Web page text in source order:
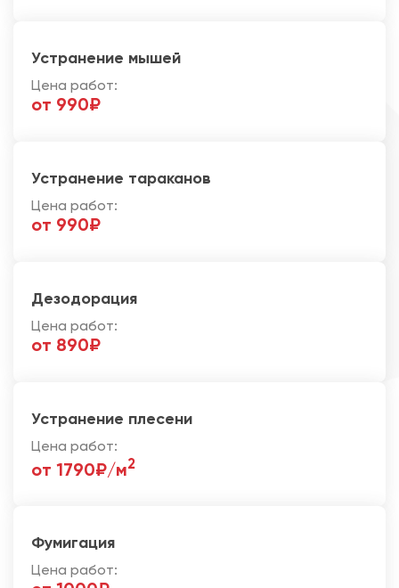
Устранение мышей
Цена работ:
от 990₽
Устранение тараканов
Цена работ:
от 990₽
Дезодорация
Цена работ:
от 890₽
Устранение плесени
Цена работ:
от 1790₽/м2
Фумигация
Цена работ: